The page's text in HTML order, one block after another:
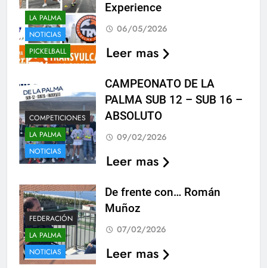
LA PALMA
NOTICIAS
PICKELBALL
Experience
06/05/2026
Leer mas
COMPETICIONES
LA PALMA
NOTICIAS
CAMPEONATO DE LA
PALMA SUB 12 – SUB 16 –
ABSOLUTO
09/02/2026
Leer mas
FEDERACIÓN
LA PALMA
NOTICIAS
De frente con… Román
Muñoz
07/02/2026
Leer mas